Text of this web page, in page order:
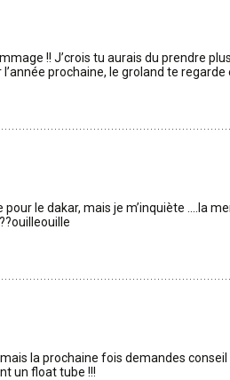
!! J’crois tu aurais du prendre
prochaine, le groland te
pour le dakar, mais je m’inquiète ….la
la prochaine fois demandes
un float tube !!!